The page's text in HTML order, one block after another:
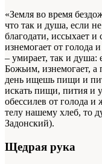
«Земля во время
что так и душа, если
благодати, иссыхает и
изнемогает от голода
– умирает, так и душа:
Божьим, изнемогает, а
день ищешь пищи и
искать пищи, пития и
обессилев от голода
телу нашему хлеб, то
Задонский).
Щедрая рука